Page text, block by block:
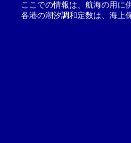
ここでの情報は、航海の用に
各港の潮汐調和定数は、海上